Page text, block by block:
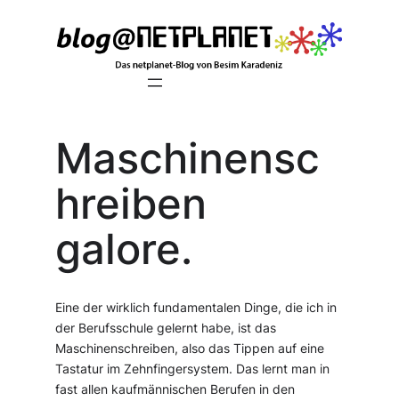
Maschinensc
hreiben
galore.
Eine der wirklich fundamentalen Dinge, die ich in
der Berufsschule gelernt habe, ist das
Maschinenschreiben, also das Tippen auf eine
Tastatur im Zehnfingersystem. Das lernt man in
fast allen kaufmännischen Berufen in den